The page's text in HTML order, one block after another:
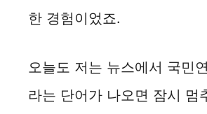
한 경험이었죠.
오늘도 저는 뉴스에서 국민
라는 단어가 나오면 잠시 멈